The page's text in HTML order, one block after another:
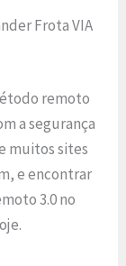
Frota VIA
remoto
a segurança
muitos sites
e encontrar
3.0 no